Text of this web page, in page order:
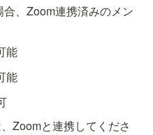
、Zoom連携済みのメン
能
能
Zoomと連携してくださ